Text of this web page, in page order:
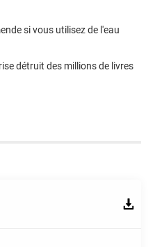
si vous utilisez de l'eau
détruit des millions de livres